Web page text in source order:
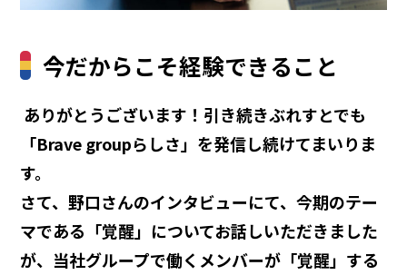
今だからこそ経験できること
―― ありがとうございます！引き続きぶれすとでも
「Brave groupらしさ」を発信し続けてまいりま
す。
さて、野口さんのインタビューにて、今期のテー
マである「覚醒」についてお話しいただきました
が、当社グループで働くメンバーが「覚醒」する